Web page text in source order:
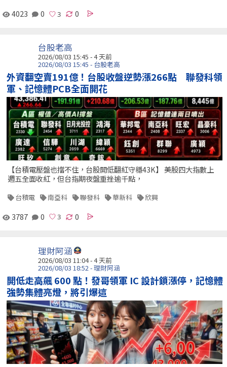
4023 0 0
台股老高
2026/08/03 15:45 - 4 天前
2026/08/03 15:45 - 台股老高
外資翻空賣191億！台股收盤逆勢漲266點 聯發科領
軍、記憶體PCB全面開花
【台積電壓盤也擋不住，台股開低翻紅守穩43K】 美股四大指數上
週五全面收紅，但台指期夜盤重挫逾千點，
台積電 南亞科 聯發科 華新科 欣興
3787 0 0
理財阿涵
2026/08/03 11:04 - 4 天前
2026/08/03 18:52 - 理財阿涵
開低走高飆 600 點！發哥領軍 IC 設計鎖漲停，記憶體
強勢集體亮燈，將引爆這